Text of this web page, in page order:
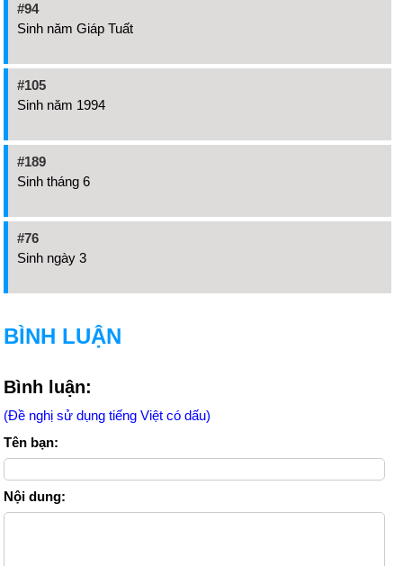
#94
Sinh năm Giáp Tuất
#105
Sinh năm 1994
#189
Sinh tháng 6
#76
Sinh ngày 3
BÌNH LUẬN
Bình luận:
(Đề nghị sử dụng tiếng Việt có dấu)
Tên bạn:
Nội dung: